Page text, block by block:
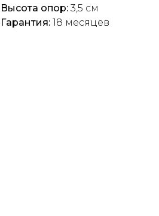
Высота опор: 3,5 см
Гарантия: 18 месяцев